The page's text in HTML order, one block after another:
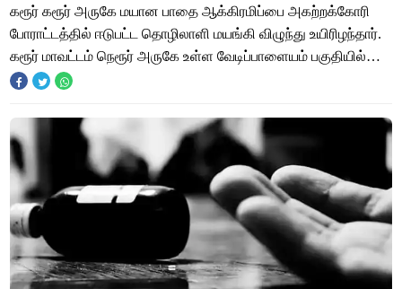
கரூர் கரூர் அருகே மயான பாதை ஆக்கிரமிப்பை அகற்றக்கோரி
போராட்டத்தில் ஈடுபட்ட தொழிலாளி மயங்கி விழுந்து உயிரிழந்தார்.
கரூர் மாவட்டம் நெரூர் அருகே உள்ள வேடிப்பாளையம் பகுதியில்
தாழ்த்தப்பட்ட சமூக மக்களுக்க